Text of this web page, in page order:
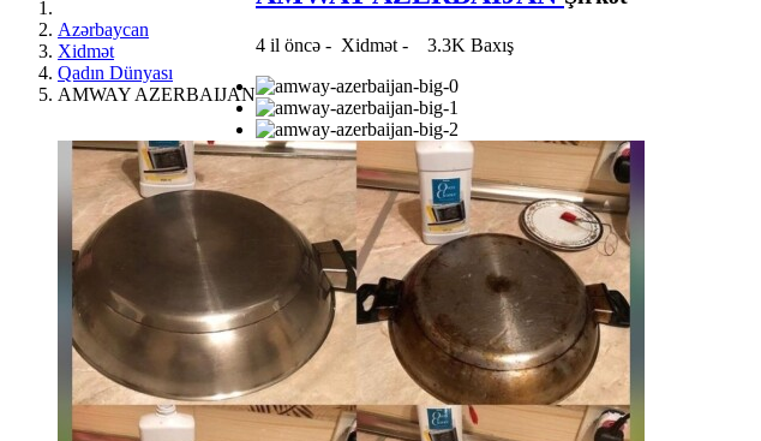
Azərbaycan
Xidmət
Qadın Dünyası
AMWAY AZERBAIJAN
4 il öncə - Xidmət - 3.3K Baxış